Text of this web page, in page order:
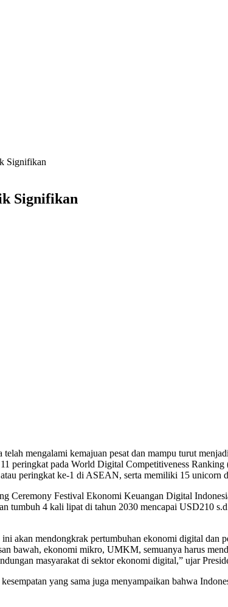
Signifikan
Signifikan
mengalami kemajuan pesat dan mampu turut
peringkat pada World Digital Competitiveness
peringkat ke-1 di ASEAN, serta memiliki 15 unicorn
Ceremony Festival Ekonomi Keuangan Digital
tumbuh 4 kali lipat di tahun 2030 mencapai USD210
akan mendongkrak pertumbuhan ekonomi digital dan
bawah, ekonomi mikro, UMKM, semuanya harus
masyarakat di sektor ekonomi digital,” ujar
yang sama juga menyampaikan bahwa